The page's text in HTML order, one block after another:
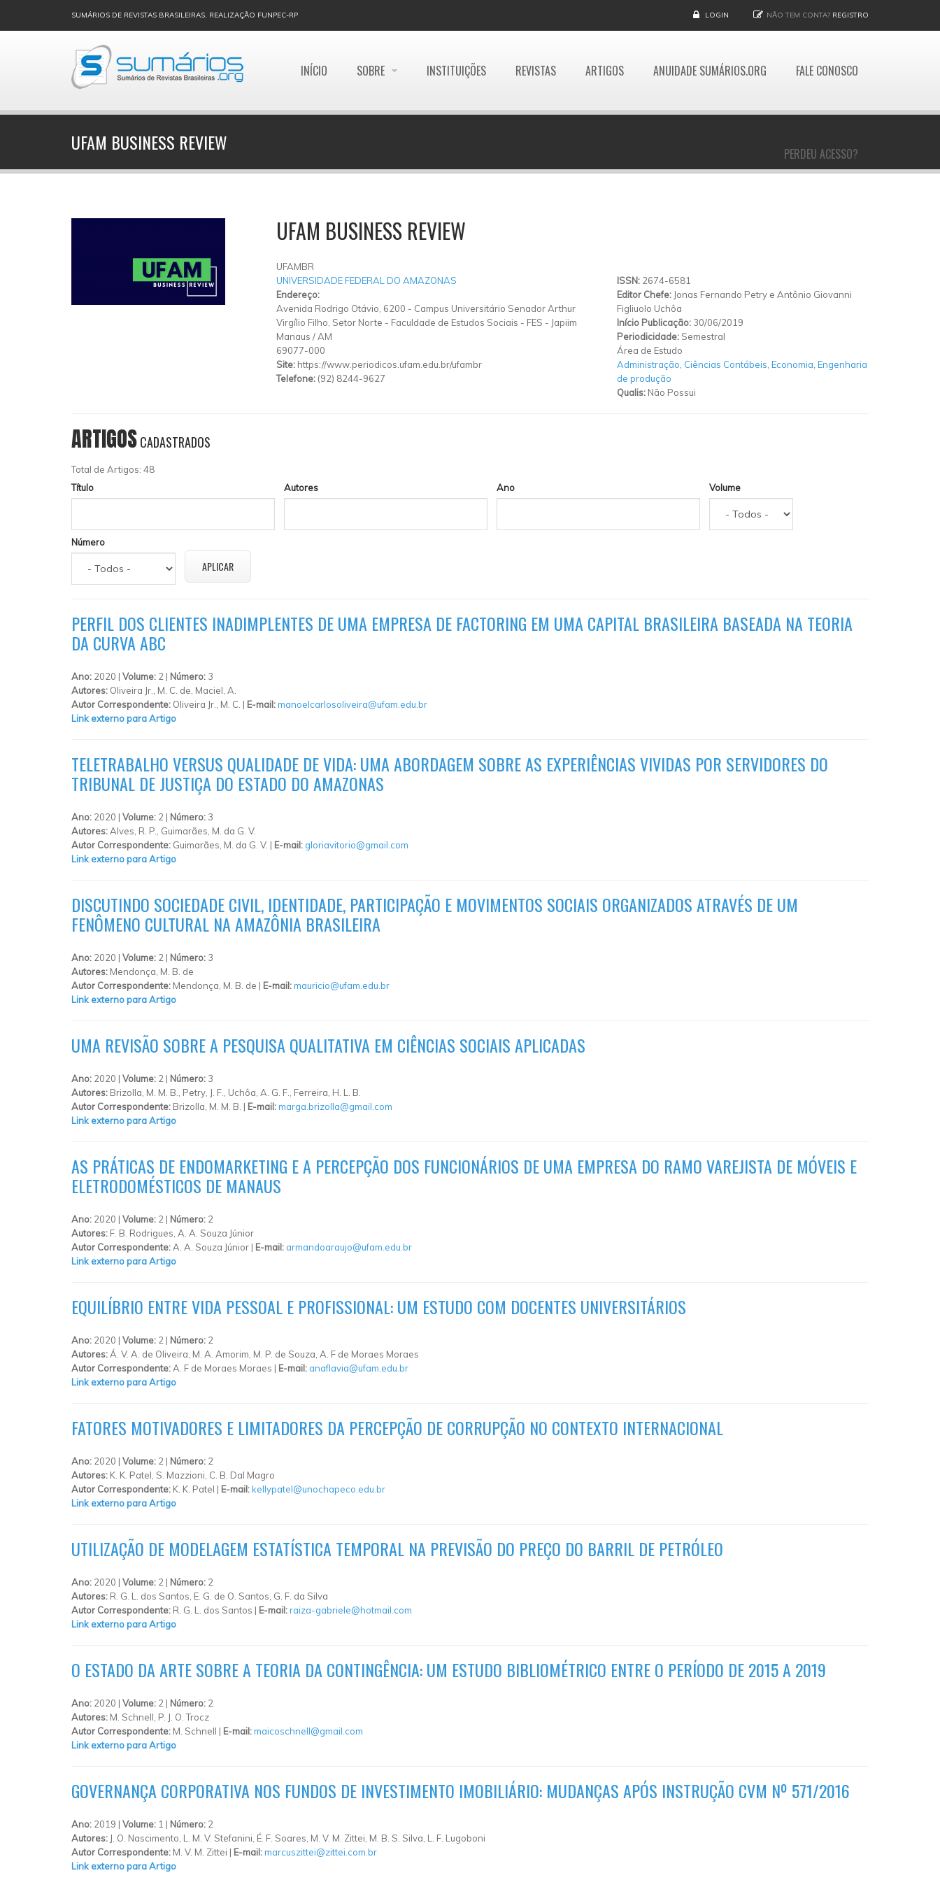
SUMÁRIOS DE REVISTAS BRASILEIRAS, REALIZAÇÃO FUNPEC-RP LOGIN NÃO TEM CONTA? REGISTRO
INÍCIO SOBRE INSTITUIÇÕES REVISTAS ARTIGOS ANUIDADE SUMÁRIOS.ORG FALE CONOSCO
PERDEU ACESSO?
UFAM BUSINESS REVIEW
UFAM BUSINESS REVIEW
UFAMBR
UNIVERSIDADE FEDERAL DO AMAZONAS
Endereço:
Avenida Rodrigo Otávio, 6200 - Campus Universitário Senador Arthur
Virgílio Filho, Setor Norte - Faculdade de Estudos Sociais - FES - Japiim
Manaus /AM
69077-000
Site: https://www.periodicos.ufam.edu.br/ufambr
Telefone: (92) 8244-9627
ISSN: 2674-6581
Editor Chefe: Jonas Fernando Petry e Antônio Giovanni
Figliuolo Uchôa
Início Publicação: 30/06/2019
Periodicidade: Semestral
Área de Estudo
Administração Ciências Contábeis Economia Engenharia
de produção
Qualis: Não Possui
ARTIGOSCADASTRADOS
Total de Artigos: 48
Título
Autores Ano Volume
Número
PERFIL DOS CLIENTES INADIMPLENTES DE UMA EMPRESA DE FACTORING EM UMA CAPITAL BRASILEIRA BASEADA NA TEORIA
DA CURVA ABC
Ano: 2020 | Volume: 2 | Número: 3
Autores: Oliveira Jr., M. C. de, Maciel, A.
Autor Correspondente: Oliveira Jr., M. C. | E-mail:manoelcarlosoliveira@ufam.edu.br
Link externo para Artigo
TELETRABALHO VERSUS QUALIDADE DE VIDA: UMA ABORDAGEM SOBRE AS EXPERIÊNCIAS VIVIDAS POR SERVIDORES DO
TRIBUNAL DE JUSTIÇA DO ESTADO DO AMAZONAS
Ano: 2020 | Volume: 2 | Número: 3
Autores:Alves, R. P., Guimarães, M. da G. V.
Autor Correspondente: Guimarães, M. da G. V. | E-mail: gloriavitorio@gmail.com
Link externo para Artigo
DISCUTINDO SOCIEDADE CIVIL, IDENTIDADE, PARTICIPAÇÃO E MOVIMENTOS SOCIAIS ORGANIZADOS ATRAVÉS DE UM
FENÔMENO CULTURAL NA AMAZÔNIA BRASILEIRA
Ano: 2020 | Volume: 2 | Número: 3
Autores: Mendonça, M. B. de
Autor Correspondente: Mendonça, M. B. de | E-mail:mauricio@ufam.edu.br
Link externo para Artigo
UMA REVISÃO SOBRE A PESQUISA QUALITATIVA EM CIÊNCIAS SOCIAIS APLICADAS
Ano: 2020 | Volume: 2 | Número: 3
Autores: Brizolla, M. M. B., Petry, J. F., Uchôa, A. G. F., Ferreira, H. L. B.
Autor Correspondente: Brizolla, M. M. B. | E-mail:marga.brizolla@gmail.com
Link externo para Artigo
AS PRÁTICAS DE ENDOMARKETING E A PERCEPÇÃO DOS FUNCIONÁRIOS DE UMA EMPRESA DO RAMO VAREJISTA DE MÓVEIS E
ELETRODOMÉSTICOS DE MANAUS
Ano: 2020 | Volume: 2 | Número: 2
Autores: F. B. Rodrigues, A. A. Souza Júnior
Autor Correspondente:A. A. Souza Júnior | E-mail: armandoaraujo@ufam.edu.br
Link externo para Artigo
EQUILÍBRIO ENTRE VIDA PESSOAL E PROFISSIONAL: UM ESTUDO COM DOCENTES UNIVERSITÁRIOS
Ano: 2020 | Volume: 2 | Número: 2
Autores:Á. V. A. de Oliveira, M. A. Amorim, M. P. de Souza, A. F de Moraes Moraes
Autor Correspondente:A. F de Moraes Moraes | E-mail: anaflavia@ufam.edu.br
Link externo para Artigo
FATORES MOTIVADORES E LIMITADORES DA PERCEPÇÃO DE CORRUPÇÃO NO CONTEXTO INTERNACIONAL
Ano: 2020 | Volume: 2 | Número: 2
Autores: K. K. Patel, S. Mazzioni, C. B. Dal Magro
Autor Correspondente: K. K. Patel | E-mail:kellypatel@unochapeco.edu.br
Link externo para Artigo
UTILIZAÇÃO DE MODELAGEM ESTATÍSTICA TEMPORAL NA PREVISÃO DO PREÇO DO BARRIL DE PETRÓLEO
Ano: 2020 | Volume: 2 | Número: 2
Autores: R. G. L. dos Santos, E. G. de O. Santos, G. F. da Silva
Autor Correspondente: R. G. L. dos Santos | E-mail:raiza-gabriele@hotmail.com
Link externo para Artigo
O ESTADO DA ARTE SOBRE A TEORIA DA CONTINGÊNCIA: UM ESTUDO BIBLIOMÉTRICO ENTRE O PERÍODO DE 2015 A 2019
Ano: 2020 | Volume: 2 | Número: 2
Autores: M. Schnell, P. J. O. Trocz
Autor Correspondente: M. Schnell | E-mail:maicoschnell@gmail.com
Link externo para Artigo
GOVERNANÇA CORPORATIVA NOS FUNDOS DE INVESTIMENTO IMOBILIÁRIO: MUDANÇAS APÓS INSTRUÇÃO CVM Nº 571/2016
Ano: 2019 | Volume: 1 | Número: 2
Autores: J. O. Nascimento, L. M. V. Stefanini, É. F. Soares, M. V. M. Zittei, M. B. S. Silva, L. F. Lugoboni
Autor Correspondente: M. V. M. Zittei | E-mail:marcuszittei@zittei.com.br
Link externo para Artigo